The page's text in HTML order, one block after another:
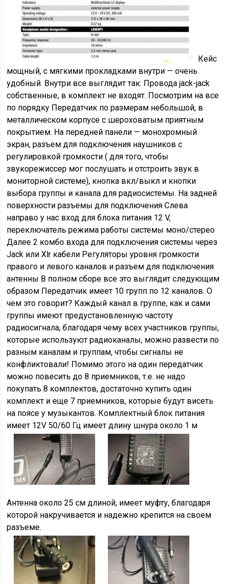
Кейс
мощный, с мягкими прокладками внутри — очень
удобный. Внутри все выглядит так: Провода jack-jack
собственные, в комплект не входят. Посмотрим на все
по порядку Передатчик по размерам небольшой, в
металлическом корпусе с шероховатым приятным
покрытием. На передней панели — монохромный
экран, разъем для подключения наушников с
регулировкой громкости ( для того, чтобы
звукорежиссер мог послушать и отстроить звук в
мониторной системе), кнопка вкл/выкл и кнопки
выбора группы и канала для радиосистемы. На задней
поверхности разъемы для подключения Слева
направо у нас вход для блока питания 12 V,
переключатель режима работы системы моно/стерео
Далее 2 комбо входа для подключения системы через
Jack или Xlr кабели Регуляторы уровня громкости
правого и левого каналов и разъем для подключения
антенны В полном сборе все это выглядит следующим
образом Передатчик имеет 10 групп по 12 каналов. О
чем это говорит? Каждый канал в группе, как и сами
группы имеют предустановленную частоту
радиосигнала, благодаря чему всех участников группы,
которые используют радиоканалы, можно развести по
разным каналам и группам, чтобы сигналы не
конфликтовали! Помимо этого на один передатчик
можно повесить до 8 приемников, т.е. не надо
покупать 8 комплектов, достаточно купить один
комплект и еще 7 приемников, которые будут висеть
на поясе у музыкантов. Комплектный блок питания
имеет 12V 50/60 Гц имеет длину шнура около 1 м
Антенна около 25 см длиной, имеет муфту, благодаря
которой накручивается и надежно крепится на своем
разъеме.